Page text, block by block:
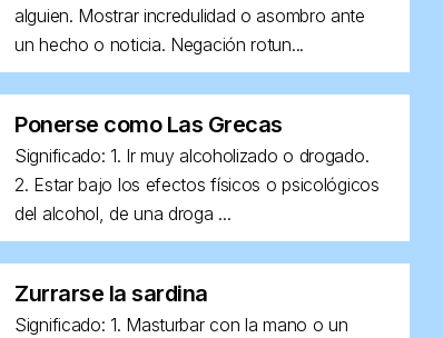
alguien. Mostrar incredulidad o asombro ante
un hecho o noticia. Negación rotun...
Ponerse como Las Grecas
Significado: 1. Ir muy alcoholizado o drogado.
2. Estar bajo los efectos físicos o psicológicos
del alcohol, de una droga ...
Zurrarse la sardina
Significado: 1. Masturbar con la mano o un